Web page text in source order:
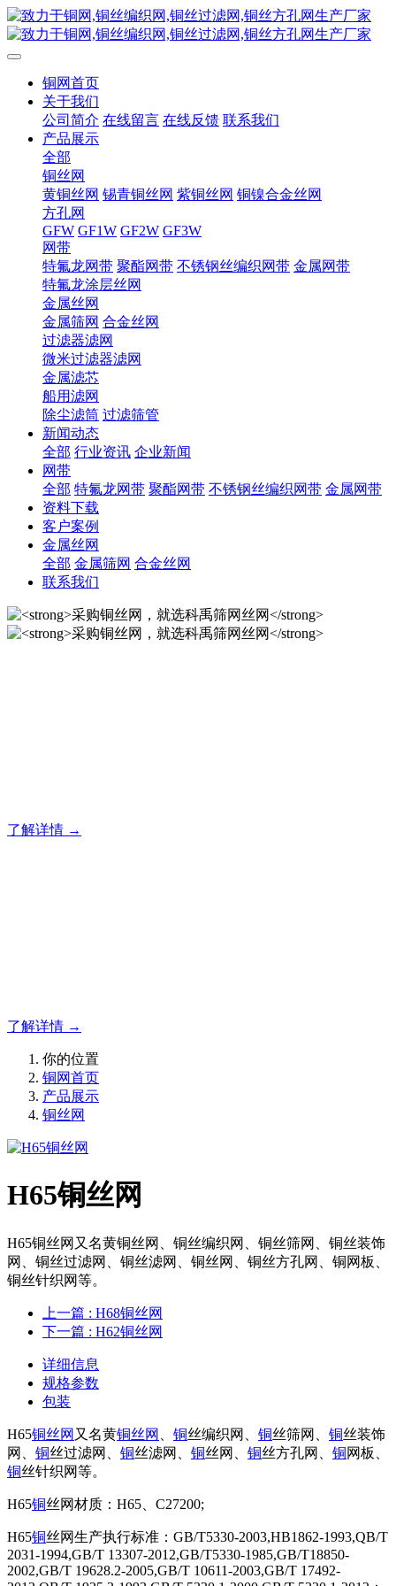
铜网首页
关于我们
公司简介 在线留言 在线反馈 联系我们
产品展示
全部
铜丝网
黄铜丝网 锡青铜丝网 紫铜丝网 铜镍合金丝网
方孔网
GFW GF1W GF2W GF3W
网带
特氟龙网带 聚酯网带 不锈钢丝编织网带 金属网带
特氟龙涂层丝网
金属丝网
金属筛网 合金丝网
过滤器滤网
微米过滤器滤网
金属滤芯
船用滤网
除尘滤筒 过滤筛管
新闻动态
全部 行业资讯 企业新闻
网带
全部 特氟龙网带 聚酯网带 不锈钢丝编织网带 金属网带
资料下载
客户案例
金属丝网
全部 金属筛网 合金丝网
联系我们
了解详情 →
了解详情 →
你的位置
铜网首页
产品展示
铜丝网
H65铜丝网
H65铜丝网又名黄铜丝网、铜丝编织网、铜丝筛网、铜丝装饰
网、铜丝过滤网、铜丝滤网、铜丝网、铜丝方孔网、铜网板、
铜丝针织网等。
上一篇 : H68铜丝网
下一篇 : ​H62铜丝网
详细信息
规格参数
包装
H65铜丝网 又名黄铜丝网 铜丝编织网、 铜丝筛网、 铜丝装饰
网、 铜丝过滤网、 铜丝滤网、 铜丝网、 铜丝方孔网、 铜 网板、
铜丝针织网等。
H65铜丝网材质：H65、C27200;
H65铜丝网生产执行标准：GB/T5330-2003,HB1862-1993,QB/T
2031-1994,GB/T 13307-2012,GB/T5330-1985,GB/T18850-
2002,GB/T 19628.2-2005,GB/T 10611-2003,GB/T 17492-